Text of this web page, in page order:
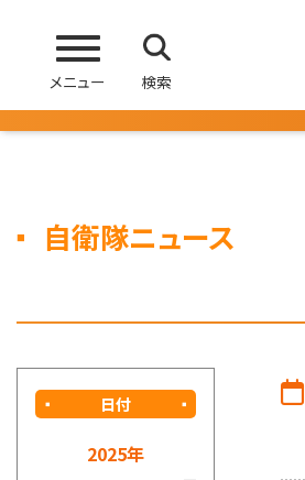
メニュー 検索
自衛隊ニュース
日付
2025年